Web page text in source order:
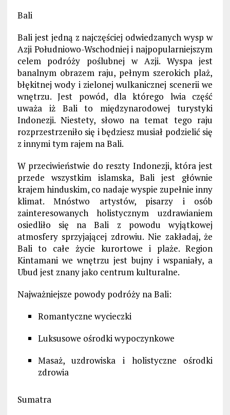
Bali
Bali jest jedną z najczęściej odwiedzanych wysp w
Azji Południowo-Wschodniej i najpopularniejszym
celem podróży poślubnej w Azji. Wyspa jest
banalnym obrazem raju, pełnym szerokich plaż,
błękitnej wody i zielonej wulkanicznej scenerii we
wnętrzu. Jest powód, dla którego lwia część
uważa iż Bali to międzynarodowej turystyki
Indonezji. Niestety, słowo na temat tego raju
rozprzestrzeniło się i będziesz musiał podzielić się
z innymi tym rajem na Bali.
W przeciwieństwie do reszty Indonezji, która jest
przede wszystkim islamska, Bali jest głównie
krajem hinduskim, co nadaje wyspie zupełnie inny
klimat. Mnóstwo artystów, pisarzy i osób
zainteresowanych holistycznym uzdrawianiem
osiedliło się na Bali z powodu wyjątkowej
atmosfery sprzyjającej zdrowiu. Nie zakładaj, że
Bali to całe życie kurortowe i plaże. Region
Kintamani we wnętrzu jest bujny i wspaniały, a
Ubud jest znany jako centrum kulturalne.
Najważniejsze powody podróży na Bali:
Romantyczne wycieczki
Luksusowe ośrodki wypoczynkowe
Masaż, uzdrowiska i holistyczne ośrodki
zdrowia
Sumatra